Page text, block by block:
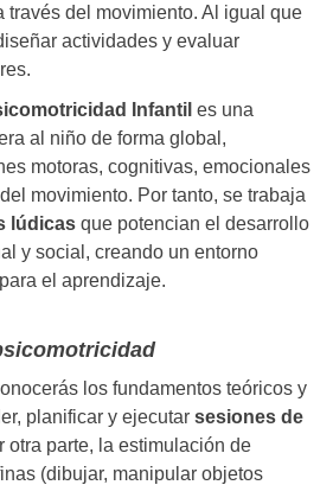
través del movimiento. Al igual que
actividades y evaluar
Infantil es una
al niño de forma global,
motoras, cognitivas, emocionales
movimiento. Por tanto, se trabaja
lúdicas que potencian el desarrollo
y social, creando un entorno
el aprendizaje.
los fundamentos teóricos y
planificar y ejecutar sesiones de
otra parte, la estimulación de
(dibujar, manipular objetos